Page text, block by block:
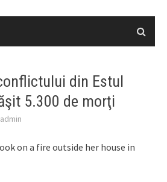
din Estul
5.300 de morţi
admin